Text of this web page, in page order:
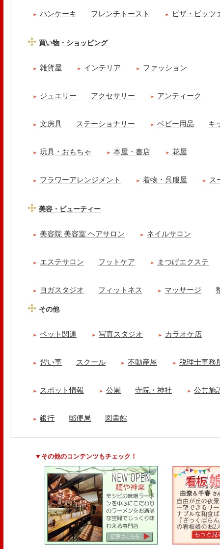
パンケーキ フレンチトースト ピザ・ピッツ
買い物・ショッピング
雑貨屋 インテリア ファッション
ジュエリー アクセサリー アンティーク
文房具 ステーショナリー ベビー用品 キ
玩具・おもちゃ 本屋・書店 花屋
フラワーアレンジメント 着物・呉服屋 ス
美容・ビューティー
美容院 美容室 ヘアサロン ネイルサロン
エステサロン フットケア まつげエクステ
ヨガスタジオ フィットネス マッサージ
その他
ペット関連 写真スタジオ カラオケ店
習い事 スクール 不動産屋 税理士事務
スポット情報 公園 寺院・神社 公共施
銀行 郵便局 図書館
▼その他のコンテンツもチェック！